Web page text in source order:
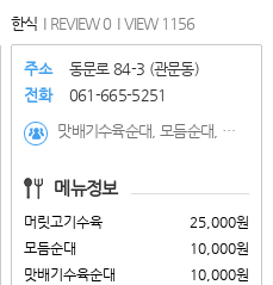
한식 REVIEW 0 VIEW 1156
주소
동문로 84-3 (관문동)
전화
061-665-5251
맛배기수육순대, 모듬순대, 머릿고기수육, 곱창전골, 황태국밥, 선지국밥, 순대국밥, 머리국밥, 얼큰해장국, 모듬국밥
메뉴정보
머릿고기수육
25,000원
모듬순대
10,000원
맛배기수육순대
10,000원